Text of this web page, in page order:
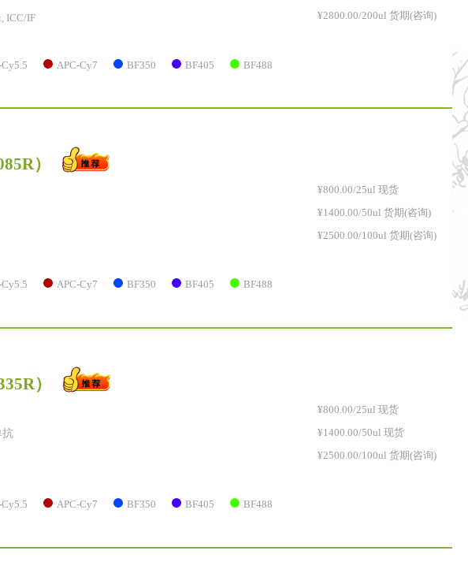
ICC/IF
APC-Cy7 BF350 BF405 BF488
¥2800.00/200ul 货期(咨询)
）
APC-Cy7 BF350 BF405 BF488
¥800.00/25ul 现货
¥1400.00/50ul 货期(咨询)
¥2500.00/100ul 货期(咨询)
）
抗
APC-Cy7 BF350 BF405 BF488
¥800.00/25ul 现货
¥1400.00/50ul 现货
¥2500.00/100ul 货期(咨询)